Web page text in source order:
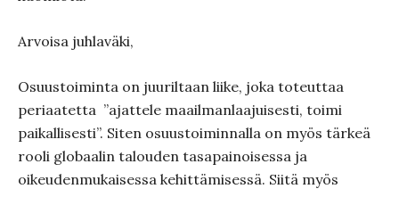
Arvoisa juhlaväki,
Osuustoiminta on juuriltaan liike, joka toteuttaa
periaatetta ”ajattele maailmanlaajuisesti, toimi
paikallisesti”. Siten osuustoiminnalla on myös tärkeä
rooli globaalin talouden tasapainoisessa ja
oikeudenmukaisessa kehittämisessä. Siitä myös